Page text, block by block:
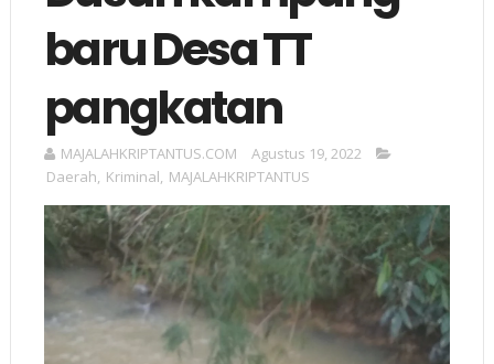
baru Desa TT
pangkatan
MAJALAHKRIPTANTUS.COM
Agustus 19, 2022
Daerah, Kriminal, MAJALAHKRIPTANTUS